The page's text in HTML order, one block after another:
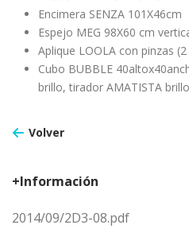
Encimera SENZA 101X46cm
Espejo MEG 98X60 cm
Aplique LOOLA con pinzas
Cubo BUBBLE
brillo, tirador AMATISTA
Volver
+Información
2014/09/2D3-08.pdf